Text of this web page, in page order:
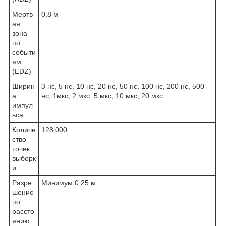
Мертв
ая
зона
по
событи
ям
(EDZ)
0,8 м
Ширин
а
импул
ьса
3 нс, 5 нс, 10 нс, 20 нс, 50 нс, 100 нс, 200 нс, 500
нс, 1мкс, 2 мкс, 5 мкс, 10 мкс, 20 мкс
Количе
ство
точек
выборк
и
128 000
Разре
шение
по
рассто
янию
Минимум 0,25 м